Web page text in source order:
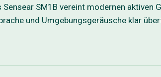
SM1B vereint modernen
und Umgebungsgeräusche klar